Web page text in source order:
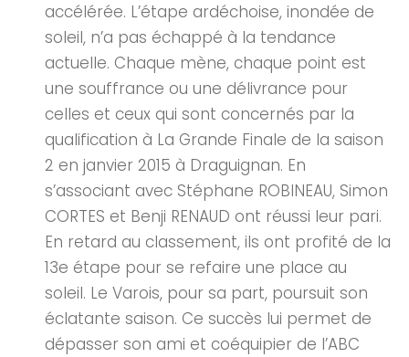
accélérée. L’étape ardéchoise, inondée de
soleil, n’a pas échappé à la tendance
actuelle. Chaque mène, chaque point est
une souffrance ou une délivrance pour
celles et ceux qui sont concernés par la
qualification à La Grande Finale de la saison
2 en janvier 2015 à Draguignan. En
s’associant avec Stéphane ROBINEAU, Simon
CORTES et Benji RENAUD ont réussi leur pari.
En retard au classement, ils ont profité de la
13e étape pour se refaire une place au
soleil. Le Varois, pour sa part, poursuit son
éclatante saison. Ce succès lui permet de
dépasser son ami et coéquipier de l’ABC